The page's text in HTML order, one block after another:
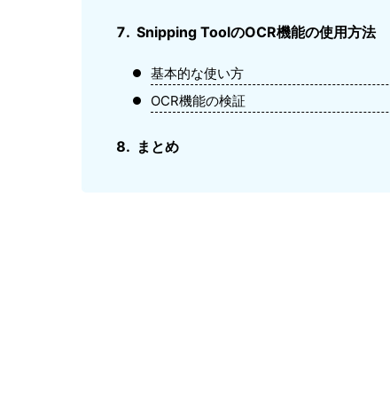
Snipping ToolのOCR機能の使用方法
基本的な使い方
OCR機能の検証
まとめ